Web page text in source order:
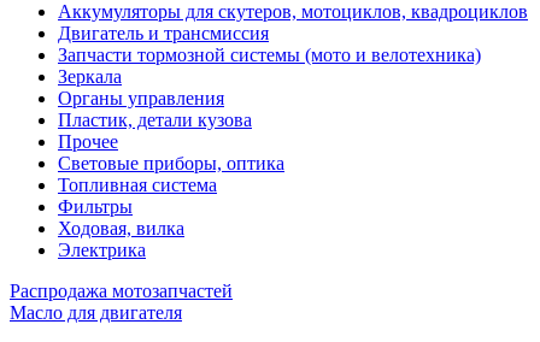
Аккумуляторы для скутеров, мотоциклов, квадроциклов
Двигатель и трансмиссия
Запчасти тормозной системы (мото и велотехника)
Зеркала
Органы управления
Пластик, детали кузова
Прочее
Световые приборы, оптика
Топливная система
Фильтры
Ходовая, вилка
Электрика
Распродажа мотозапчастей
Масло для двигателя